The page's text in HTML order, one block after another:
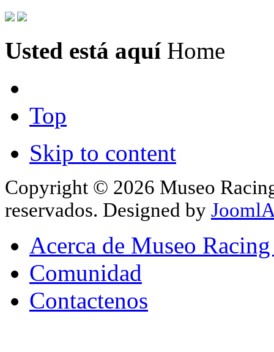
Usted está aquí Home
Top
Skip to content
Copyright © 2026 Museo
reservados. Designed by
Acerca de Museo
Comunidad
Contactenos